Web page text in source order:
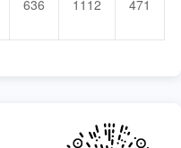
636 1112 471